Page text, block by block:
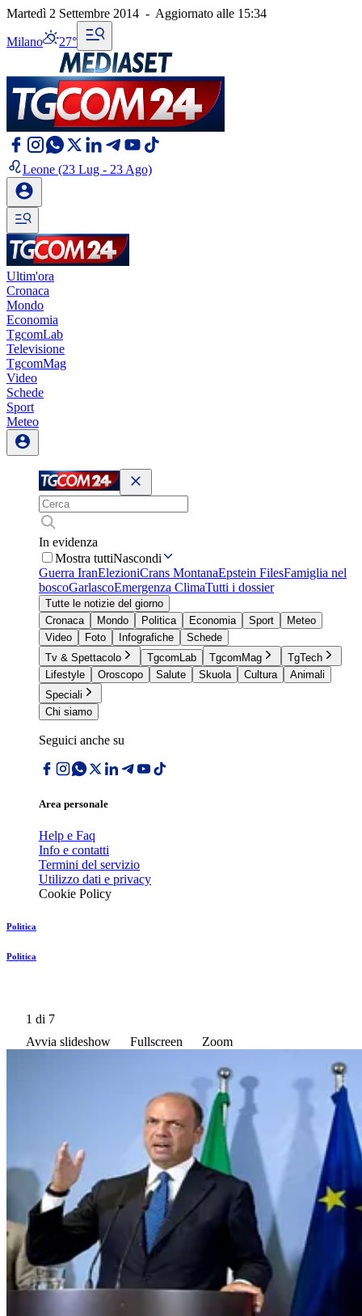
Martedì 2 Settembre 2014 - Aggiornato alle 15:34
Milano 27°
Leone (23 Lug - 23 Ago)
Ultim'ora
Cronaca
Mondo
Economia
TgcomLab
Televisione
TgcomMag
Video
Schede
Sport
Meteo
In evidenza
Mostra tuttiNascondi
Guerra IranElezioniCrans MontanaEpstein FilesFamiglia nel
boscoGarlascoEmergenza ClimaTutti i dossier
Tutte le notizie del giorno
Cronaca
Mondo Politica Economia Sport
Meteo
Video
Foto Infografiche
Schede
Tv & Spettacolo
TgcomLab TgcomMag
TgTech
Lifestyle
Oroscopo Salute Skuola Cultura
Animali
Speciali
Chi siamo
Seguici anche su
Area personale
Help e Faq
Info e contatti
Termini del servizio
Utilizzo dati e privacy
Cookie Policy
Politica
Politica
1 di 7
Avvia slideshow
Fullscreen Zoom